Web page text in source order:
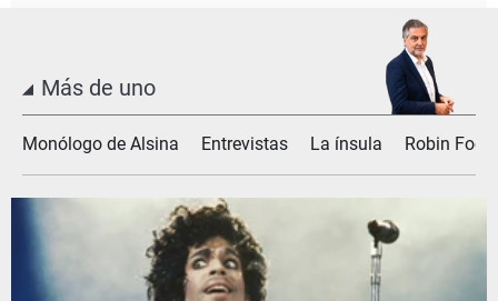
Más de uno
Monólogo de Alsina Entrevistas La ínsula Robin Food